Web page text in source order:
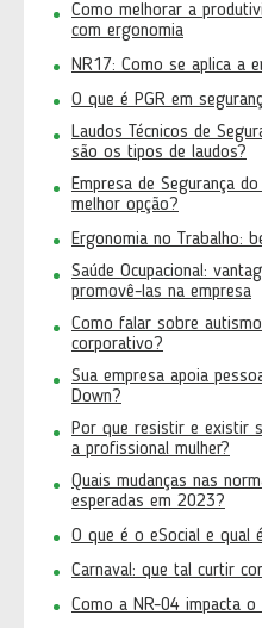
Como melhorar a
com ergonomia
NR17: Como se aplica a
O que é PGR em
Laudos Técnicos de
são os tipos de laudos?
Empresa de Segurança
melhor opção?
Ergonomia no Trabalho:
Saúde Ocupacional:
promovê-las na empresa
Como falar sobre
corporativo?
Sua empresa apoia
Down?
Por que resistir e existir
a profissional mulher?
Quais mudanças nas
esperadas em 2023?
O que é o eSocial e qual
Carnaval: que tal curtir
Como a NR-04 impacta o